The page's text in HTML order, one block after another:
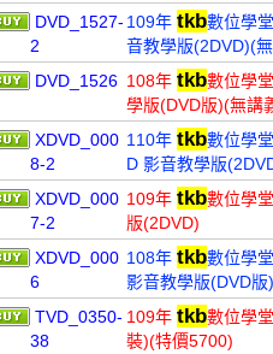
DVD_1527-
2
109年 tkb數位學
音教學版(2DVD)(
DVD_1526 108年 tkb數位學
學版(DVD版)(無講
XDVD_000
8-2
110年 tkb數位學
D 影音教學版
XDVD_000
7-2
109年 tkb數位學
版(2DVD)
XDVD_000
6
108年 tkb數位學
影音教學版(DVD版)
TVD_0350-
38
109年 tkb數位學
裝)(特價5700)